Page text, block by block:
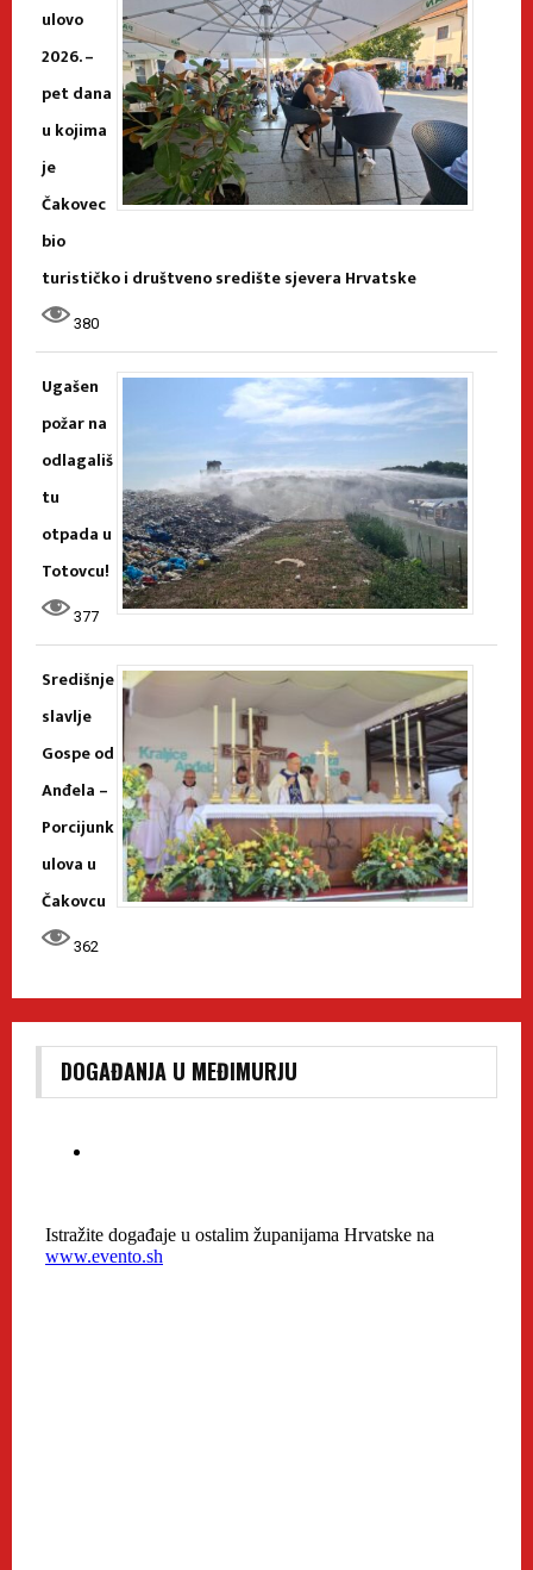
ulovo
2026. –
pet dana
u kojima
je
Čakovec
bio
turističko i društveno središte sjevera Hrvatske
380
Ugašen
požar na
odlagališ
tu
otpada u
Totovcu!
377
Središnje
slavlje
Gospe od
Anđela –
Porcijunk
ulova u
Čakovcu
362
DOGAĐANJA U MEĐIMURJU